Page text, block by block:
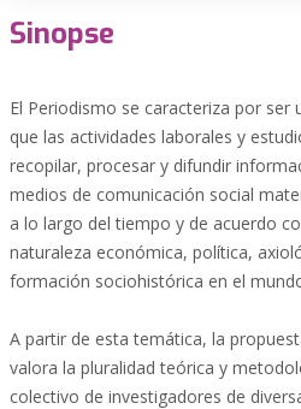
Sinopse
El Periodismo se caracteriza por ser
que las actividades laborales y
recopilar, procesar y difundir
medios de comunicación social
a lo largo del tiempo y de acuerdo
naturaleza económica, política,
formación sociohistórica en el
A partir de esta temática, la
valora la pluralidad teórica y
colectivo de investigadores de